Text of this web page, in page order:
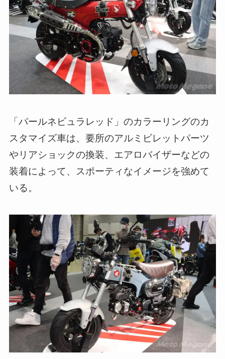
「パールネビュラレッド」のカラーリングのカ
スタマイズ車は、要所のアルミビレットパーツ
やリアショックの換装、エアロバイザーなどの
装着によって、スポーティなイメージを強めて
いる。